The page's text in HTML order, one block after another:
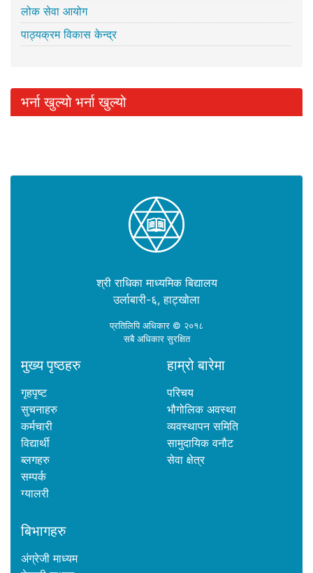
लोक सेवा आयोग
पाठ्यक्रम विकास केन्द्र
भर्ना खुल्यो भर्ना खुल्यो
श्री राधिका माध्यमिक बिद्यालय
उर्लाबारी-६, हाट्खोला
प्रतिलिपि अधिकार © २०१८
सबै अधिकार सुरक्षित
मुख्य पृष्ठहरु
गृहपृष्ट
सुचनाहरु
कर्मचारी
विद्यार्थी
ब्लगहरु
सम्पर्क
ग्यालरी
हाम्रो बारेमा
परिचय
भौगोलिक अवस्था
व्यवस्थापन समिति
सामुदायिक वनौट
सेवा क्षेत्र
बिभागहरु
अंग्रेजी माध्यम